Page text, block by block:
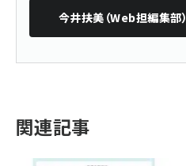
今井扶美（Web担編集部）
関連記事